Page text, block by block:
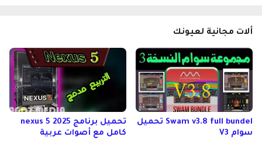
ألات مجانية لعيونك
Swam v3.8 full bundel تحميل
سوام V3
تحميل برنامج nexus 5 2025
كامل مع أصوات عربية